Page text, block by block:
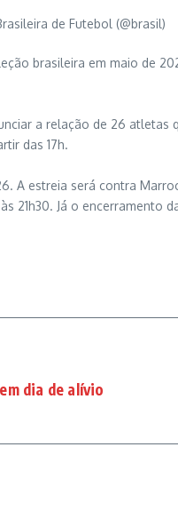
de Futebol (@brasil)
brasileira em maio de
a relação de 26 atletas
das 17h.
A estreia será contra
21h30. Já o
dia de alívio